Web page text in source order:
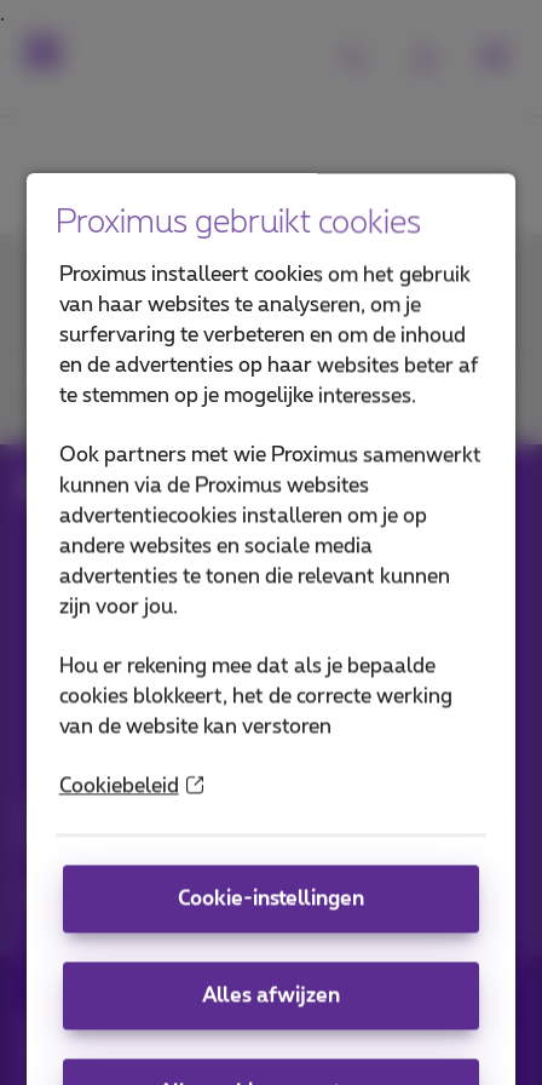
Proximus gebruikt cookies
Proximus installeert cookies om het gebruik
van haar websites te analyseren, om je
surfervaring te verbeteren en om de inhoud
en de advertenties op haar websites beter af
te stemmen op je mogelijke interesses.
Ook partners met wie Proximus samenwerkt
kunnen via de Proximus websites
advertentiecookies installeren om je op
andere websites en sociale media
advertenties te tonen die relevant kunnen
zijn voor jou.
Hou er rekening mee dat als je bepaalde
cookies blokkeert, het de correcte werking
van de website kan verstoren
Cookiebeleid
Cookie-instellingen
Alles afwijzen
Contacteer ons
Je vindt ons op
Forms Business Flex+ Pack
Onze applicaties
Ja, ik ben benieuwd!
Alle rechten voorbehouden. ©2026Proximus
Toegankelijkheid